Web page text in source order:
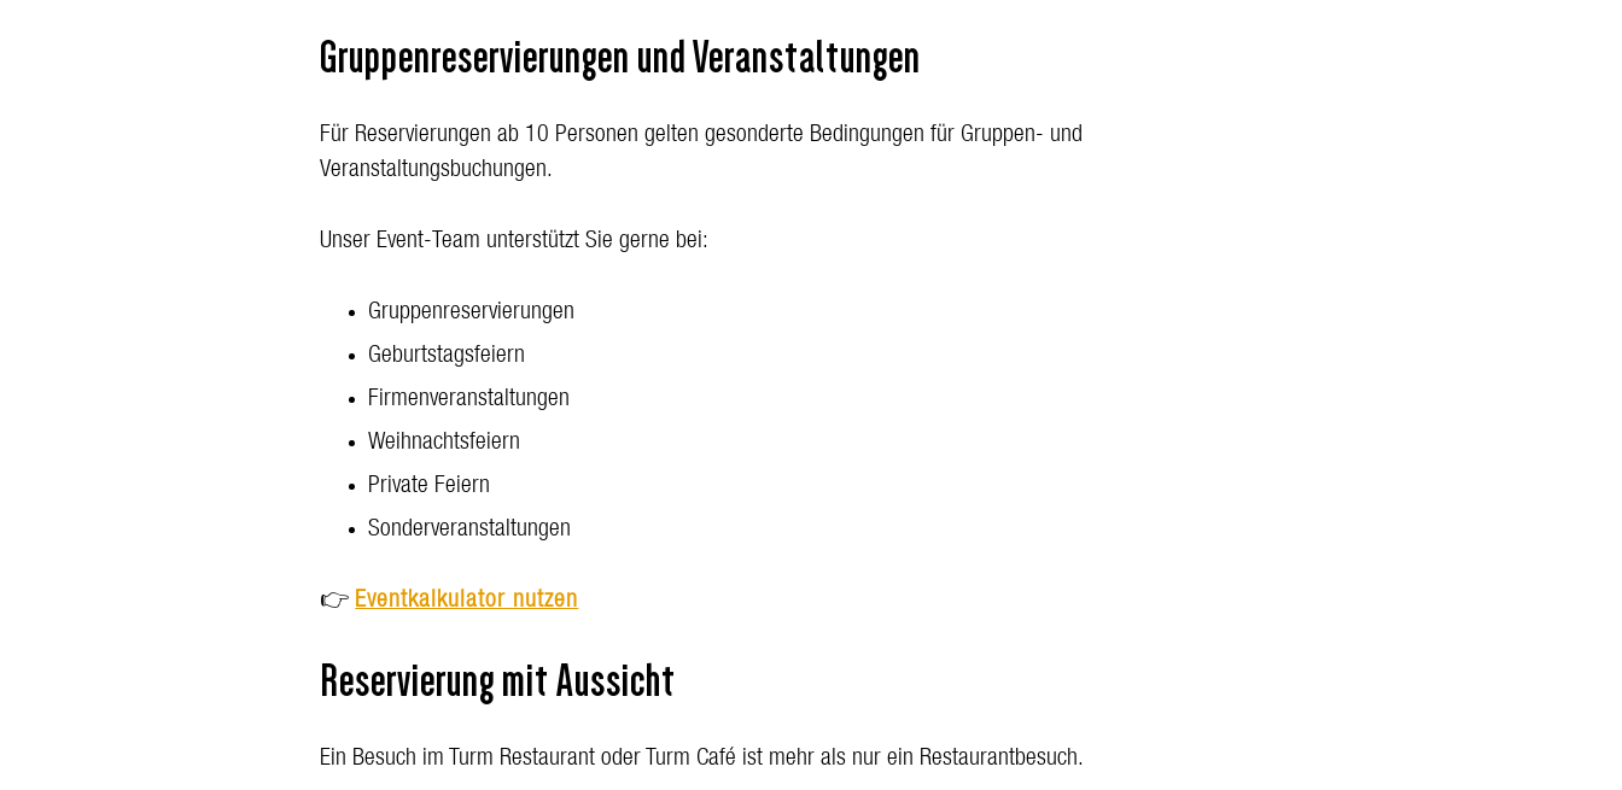
Gruppenreservierungen und Veranstaltungen
Für Reservierungen ab 10 Personen gelten gesonderte Bedingungen für Gruppen- und
Veranstaltungsbuchungen.
Unser Event-Team unterstützt Sie gerne bei:
Gruppenreservierungen
Geburtstagsfeiern
Firmenveranstaltungen
Weihnachtsfeiern
Private Feiern
Sonderveranstaltungen
👉Eventkalkulator nutzen
Reservierung mit Aussicht
Ein Besuch im Turm Restaurant oder Turm Café ist mehr als nur ein Restaurantbesuch.